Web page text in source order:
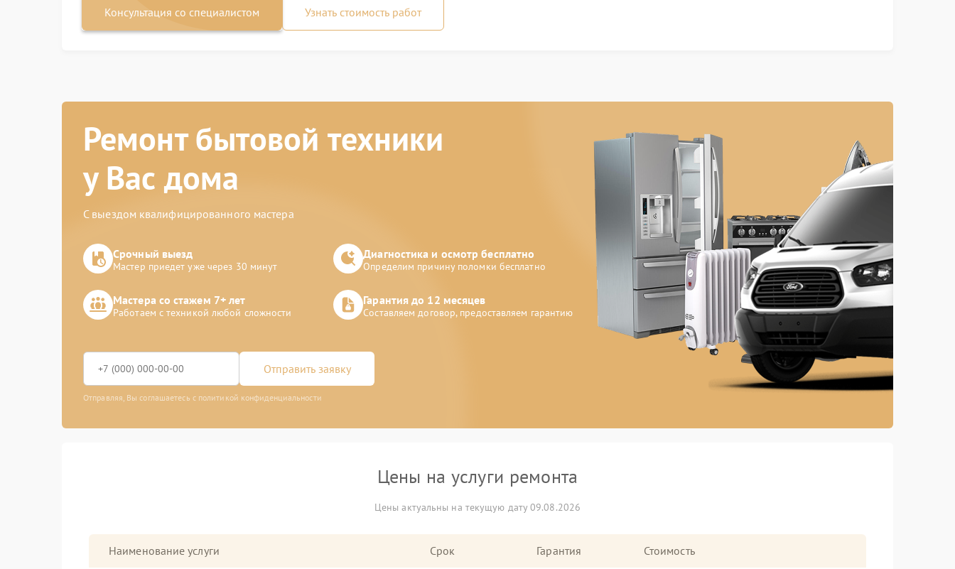
Консультация со специалистом Узнать стоимость работ
Ремонт бытовой техники
у Вас дома
С выездом квалифицированного мастера
Срочный выезд
Мастер приедет уже через 30 минут
Диагностика и осмотр бесплатно
Определим причину поломки бесплатно
Мастера со стажем 7+ лет
Работаем с техникой любой сложности
Гарантия до 12 месяцев
Составляем договор, предоставляем гарантию
Отправить заявку
Отправляя, Вы соглашаетесь с политикой конфиденциальности
Цены на услуги ремонта
Цены актуальны на текущую дату 09.08.2026
Наименование услуги Срок Гарантия Стоимость